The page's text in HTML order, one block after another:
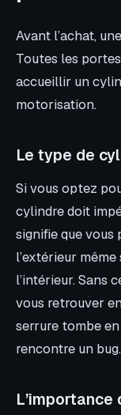
Avant l’achat,
Toutes les
accueillir un
motorisation.
Le type de
Si vous optez
cylindre doit
signifie que
l’extérieur
l’intérieur. Sans
vous retrouver
serrure tombe
rencontre un bug.